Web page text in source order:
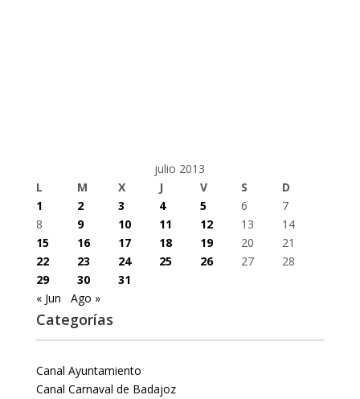
julio 2013
L
M X J V S
D
1
2 3 4 5 6
7
8
9 10 11 12 13
14
15
16 17 18 19 20
21
22
23 24 25 26 27
28
29
30
31
« Jun
Ago »
Categorías
Canal Ayuntamiento
Canal Carnaval de Badajoz